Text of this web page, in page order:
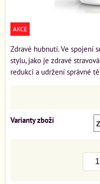
AKCE
Zdravé hubnutí. Ve spojení
stylu, jako je zdravé
redukci a udržení správné
Varianty zboží